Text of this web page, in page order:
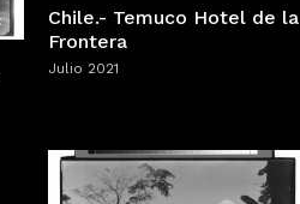
Chile.- Temuco Hotel de la
Frontera
Julio 2021